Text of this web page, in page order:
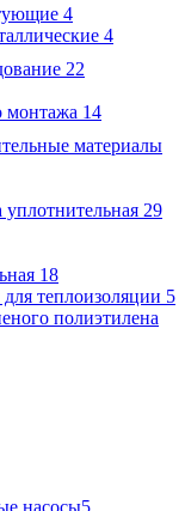
4
4
22
монтажа 14
материалы
29
18
теплоизоляции 5
полиэтилена